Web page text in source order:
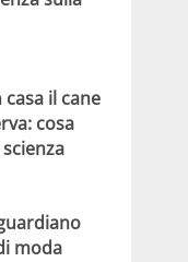
il cane
cosa
moda